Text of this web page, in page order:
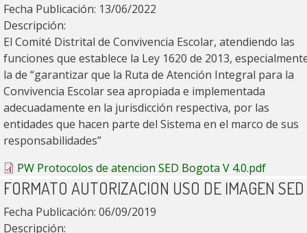
Fecha Publicación: 13/06/2022
Descripción:
El Comité Distrital de Convivencia Escolar, atendiendo las
funciones que establece la Ley 1620 de 2013,
la de “garantizar que la Ruta de Atención Integral para la
Convivencia Escolar sea apropiada e implementada
adecuadamente en la jurisdicción respectiva, por las
entidades que hacen parte del Sistema en el marco de sus
responsabilidades”
PW Protocolos de atencion SED Bogota V 4.0.pdf
FORMATO AUTORIZACION USO DE IMAGEN SED
Fecha Publicación: 06/09/2019
Descripción: